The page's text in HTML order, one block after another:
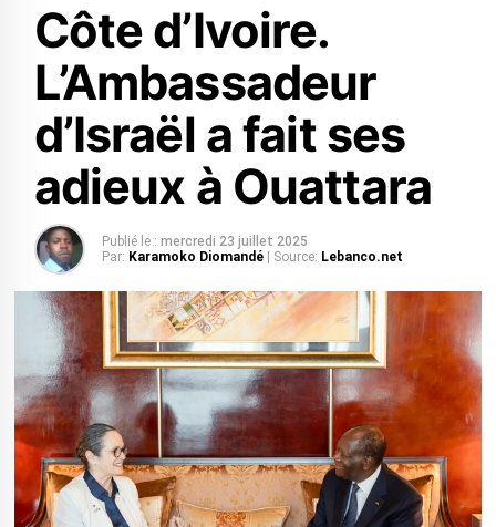
Côte d’Ivoire.
L’Ambassadeur
d’Israël a fait ses
adieux à Ouattara
Publié le : mercredi 23 juillet 2025
Par: Karamoko Diomandé | Source: Lebanco.net